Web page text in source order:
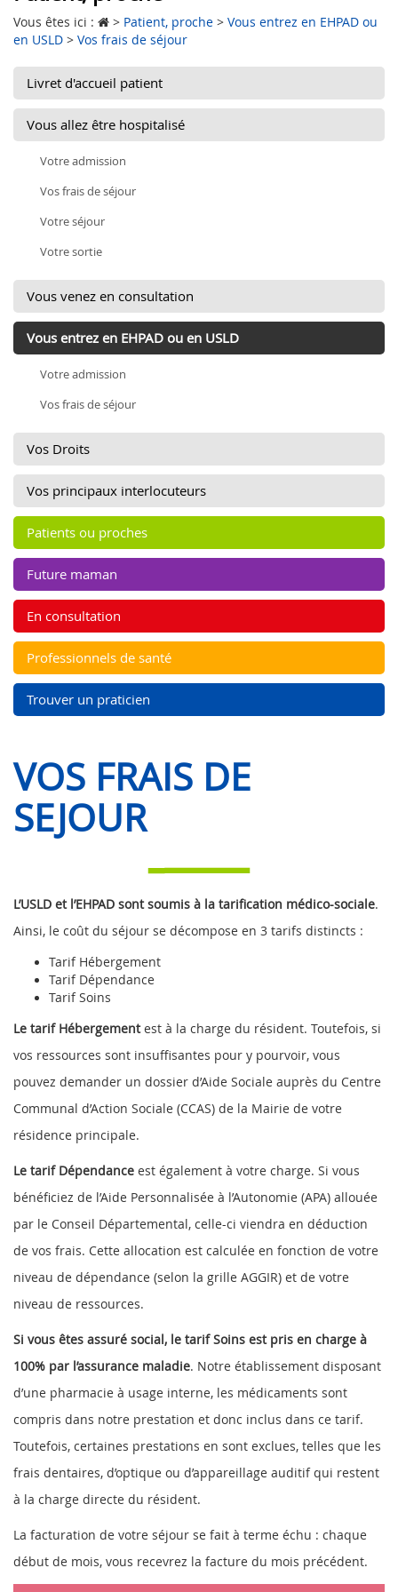
Vous êtes ici : > Patient, proche > Vous entrez en EHPAD ou
en USLD > Vos frais de séjour
Livret d'accueil patient
Vous allez être hospitalisé
Votre admission
Vos frais de séjour
Votre séjour
Votre sortie
Vous venez en consultation
Vous entrez en EHPAD ou en USLD
Votre admission
Vos frais de séjour
Vos Droits
Vos principaux interlocuteurs
Patients ou proches
Future maman
En consultation
Professionnels de santé
Trouver un praticien
VOS FRAIS DE
SEJOUR
L’USLD et l’EHPAD sont soumis à la tarification médico-sociale.
Ainsi, le coût du séjour se décompose en 3 tarifs distincts :
Tarif Hébergement
Tarif Dépendance
Tarif Soins
Le tarif Hébergementest à la charge du résident. Toutefois, si
vos ressources sont insuffisantes pour y pourvoir, vous
pouvez demander un dossier d’Aide Sociale auprès du Centre
Communal d’Action Sociale (CCAS) de la Mairie de votre
résidence principale.
Le tarif Dépendance est également à votre charge. Si vous
bénéficiez de l’Aide Personnalisée à l’Autonomie (APA) allouée
par le Conseil Départemental, celle-ci viendra en déduction
de vos frais. Cette allocation est calculée en fonction de votre
niveau de dépendance (selon la grille AGGIR) et de votre
niveau de ressources.
Si vous êtes assuré social, le tarif Soins est pris en charge à
100% par l’assurance maladie. Notre établissement disposant
d’une pharmacie à usage interne, les médicaments sont
compris dans notre prestation et donc inclus dans ce tarif.
Toutefois, certaines prestations en sont exclues, telles que les
frais dentaires, d’optique ou d’appareillage auditif qui restent
à la charge directe du résident.
La facturation de votre séjour se fait à terme échu : chaque
début de mois, vous recevrez la facture du mois précédent.